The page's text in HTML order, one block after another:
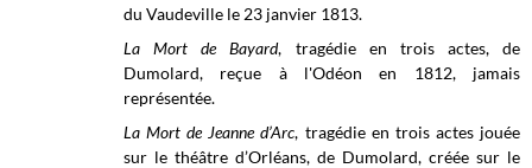
du Vaudeville le 23 janvier 1813.
La Mort de Bayard, tragédie en trois actes, de
Dumolard, reçue à l'Odéon en 1812, jamais
représentée.
La Mort de Jeanne d’Arc, tragédie en trois actes jouée
sur le théâtre d’Orléans, de Dumolard, créée sur le